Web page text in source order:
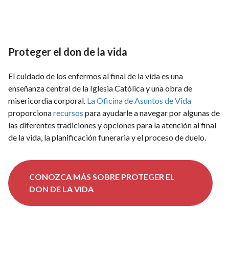
Proteger el don de la vida
El cuidado de los enfermos al final de la vida es una
enseñanza central de la Iglesia Católica y una obra de
misericordia corporal. La Oficina de Asuntos de Vida
proporcionarecursos para ayudarle a navegar por algunas de
las diferentes tradiciones y opciones para la atención al final
de la vida, la planificación funeraria y el proceso de duelo.
CONOZCA MÁS SOBRE PROTEGER EL
DON DE LA VIDA